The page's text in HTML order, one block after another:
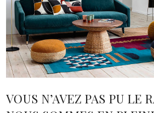
VOUS N’AVEZ PAS PU LE